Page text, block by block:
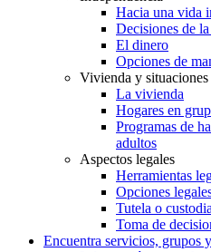
Hacia una vida
Decisiones de
El dinero
Opciones de
Vivienda y
La vivienda
Hogares en
Programas de
adultos
Aspectos legales
Herramientas
Opciones
Tutela o
Toma de
Encuentra servicios, grupos